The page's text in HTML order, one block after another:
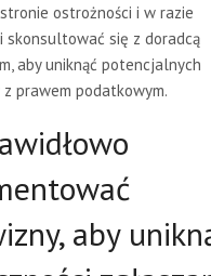
ostrożności i w razie
skonsultować się z doradcą
aby uniknąć potencjalnych
prawem podatkowym.
aby